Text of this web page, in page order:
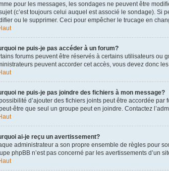
pour les messages, les sondages ne peuvent être
(c’est toujours celui auquel est associé le sondage). Si
ou le supprimer. Ceci pour empêcher le trucage en
ne puis-je pas accéder à un forum?
forums peuvent être réservés à certains utilisateurs ou
peuvent accorder cet accès, vous devez donc les
ne puis-je pas joindre des fichiers à mon message?
d’ajouter des fichiers joints peut être accordée
être que seul un groupe peut en joindre. Contactez
ai-je reçu un avertissement?
administrateur a son propre ensemble de règles pour
phpBB n’est pas concerné par les avertissements d’un